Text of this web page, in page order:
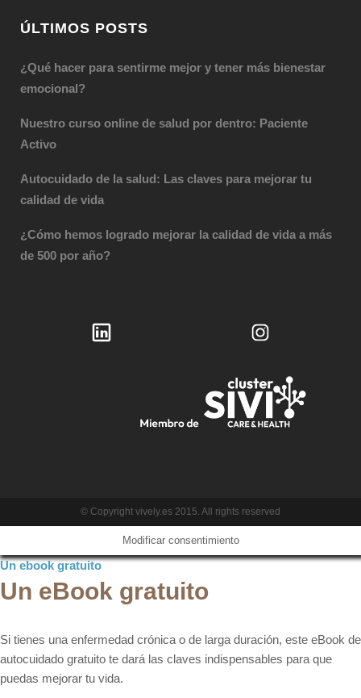
ÚLTIMOS POSTS
¿Qué hacer para sentirme mejor y tener más bienestar
emocional?
Nuestro curso online de salud por dentro: Paciente
Activo
Autocuidado de la salud: Las claves para mejorar tu
calidad de vida
¿Cómo hemos logrado mejorar la calidad de vida a más
de 500 por año?
© Copyright vively.es 2015. All rights reserved
Modificar consentimiento
Un ebook gratuito
Un eBook gratuito
Si tienes una enfermedad crónica o de larga duración, este eBook de
autocuidado gratuito te dará las claves indispensables para que
puedas mejorar tu vida.